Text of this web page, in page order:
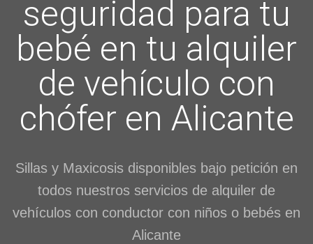
seguridad para tu
bebé en tu alquiler
de vehículo con
chófer en Alicante
Sillas y Maxicosis disponibles bajo petición en
todos nuestros servicios de alquiler de
vehículos con conductor con niños o bebés en
Alicante